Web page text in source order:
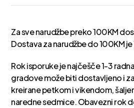
Za sve narudžbe preko 100KM
Dostava za narudžbe do 100KM je
Rok isporuke je najčešče 1-3
gradove može biti dostavljeno i
kreirane petkom i vikendom,
naredne sedmice. Obavezni rok